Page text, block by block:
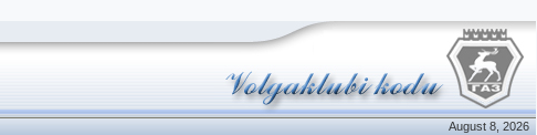
August 8, 2026